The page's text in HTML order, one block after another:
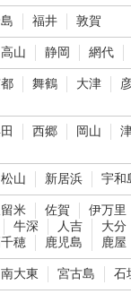
福井 敦賀
高山 静岡 網代
舞鶴 大津
西郷 岡山
松山 新居浜 宇和
米 佐賀
伊万里
牛深 人吉
大分
穂 鹿児島 鹿屋
南大東 宮古島 石